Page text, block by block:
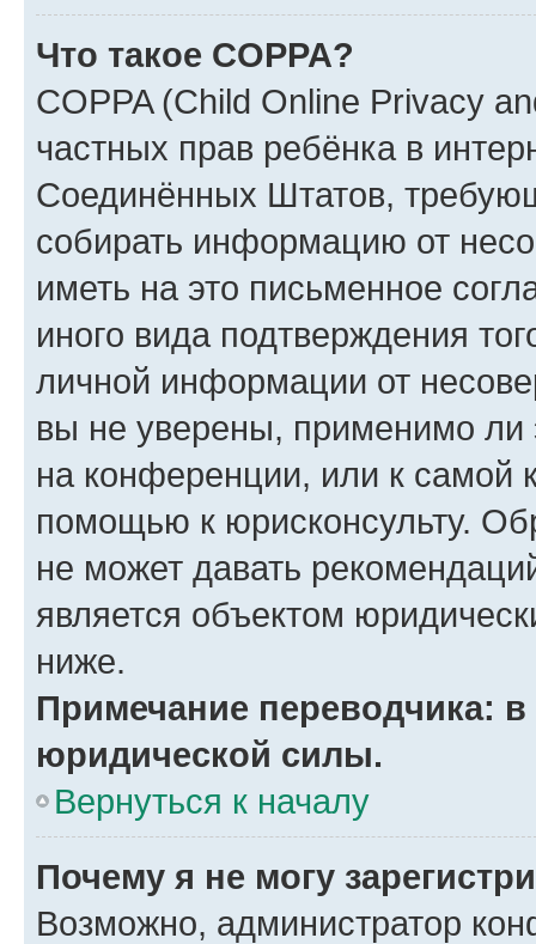
Что такое COPPA?
COPPA (Child Online Privacy
частных прав ребёнка в
Соединённых Штатов,
собирать информацию от
иметь на это письменное
иного вида подтверждения
личной информации от
вы не уверены, применимо ли
на конференции, или к самой
помощью к юрисконсульту.
не может давать
является объектом
ниже.
Примечание переводчика:
юридической силы.
Вернуться к началу
Почему я не могу
Возможно, администратор